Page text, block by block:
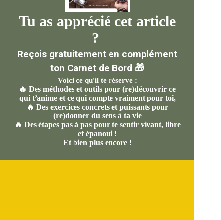
Tu as apprécié cet article
?
Reçois gratuitement en complément
ton Carnet de Bord 🎁
Voici ce qu'il te réserve :
🔥 Des méthodes et outils pour (re)découvrir ce
qui t’anime et ce qui compte vraiment pour toi,
🔥 Des exercices concrets et puissants pour
(re)donner du sens à ta vie
🔥 Des étapes pas à pas pour te sentir vivant, libre
et épanoui !
Et bien plus encore !